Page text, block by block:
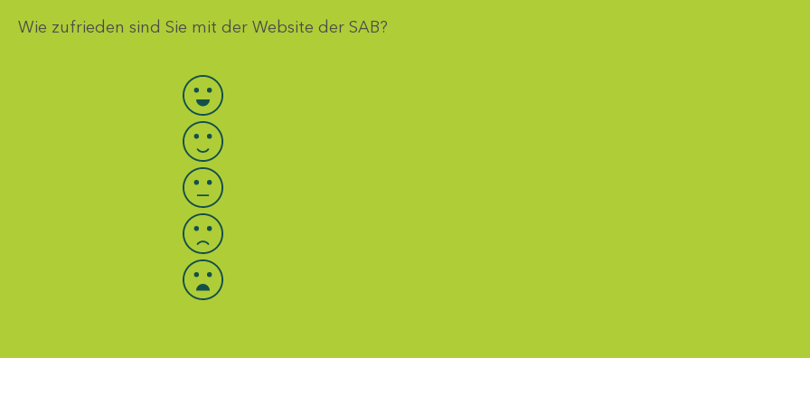
Wie zufrieden sind Sie mit der Website der SAB?
Bewertung auswählen